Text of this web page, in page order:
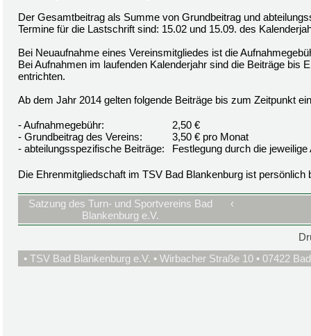
Der Gesamtbeitrag als Summe von Grundbeitrag und
Termine für die Lastschrift sind: 15.02 und 15.09. des
Bei Neuaufnahme eines Vereinsmitgliedes ist die
Bei Aufnahmen im laufenden Kalenderjahr sind die Beiträge bis
entrichten.
Ab dem Jahr 2014 gelten folgende Beiträge bis zum Zeitpunkt
- Aufnahmegebühr:
- Grundbeitrag des Vereins:
- abteilungsspezifische Beiträge:
2,50 €
3,50 € pro Monat
Festlegung durch die jeweilige
Die Ehrenmitgliedschaft im TSV Bad Blankenburg ist persönlich
Satzung des Turn- und Sportvereins Bad
Blankenburg e.V.
‹
• TSV Bad Blankenburg e.V. • Wirbacher Straße 10 • 07422